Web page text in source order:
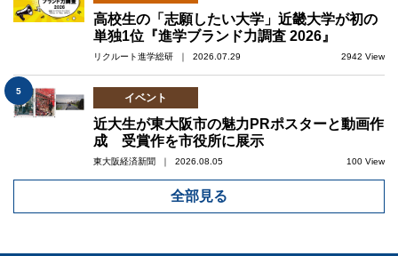
高校生の「志願したい大学」近畿大学が初の
単独1位『進学ブランド力調査 2026』
リクルート進学総研 ｜ 2026.07.29 2942 View
5
イベント
近大生が東大阪市の魅力PRポスターと動画作
成 受賞作を市役所に展示
東大阪経済新聞 ｜ 2026.08.05 100 View
全部見る